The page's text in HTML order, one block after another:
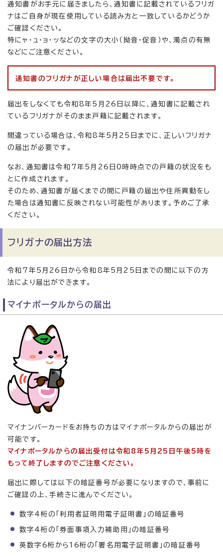
通知書がお手元に届きましたら、通知書に記載されているフリガ
ナはご自身が現在使用している読み方と一致しているかどうか
ご確認ください。
特にャ・ュ・ョ・ッなどの文字の大小（拗音・促音）や、濁点の有無
などにご注意ください。
通知書のフリガナが正しい場合は届出不要です。
届出をしなくても令和8年5月26日以降に、通知書に記載され
ているフリガナがそのまま戸籍に記載されます。
間違っている場合は、令和8年5月25日までに、正しいフリガナ
の届出が必要です。
なお、通知書は令和7年5月26日0時時点での戸籍の状況をも
とに作成されます。
そのため、通知書が届くまでの間に戸籍の届出や住所異動をし
た場合は通知書に反映されない可能性があります。予めご了承
ください。
フリガナの届出方法
令和7年5月26日から令和8年5月25日までの間に以下の方
法により届出ができます。
マイナポータルからの届出
マイナンバーカードをお持ちの方はマイナポータルからの届出が
可能です。
マイナポータルからの届出受付は令和8年5月25日午後5時を
もって終了しますのでご注意ください。
届出に際しては以下の暗証番号が必要になりますので、事前に
ご確認の上、手続きに進んでください。
数字4桁の「利用者証明用電子証明書」の暗証番号
数字4桁の「券面事項入力補助用」の暗証番号
英数字6桁から16桁の「署名用電子証明書」の暗証番号